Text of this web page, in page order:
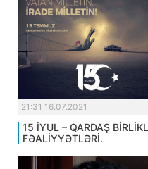
21:31 16.07.2021
15 İYUL – QARDAŞ
FƏALİYYƏTLƏRİ.